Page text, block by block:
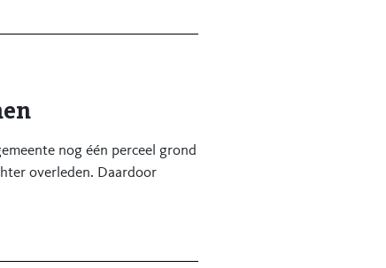
nog één perceel grond
overleden. Daardoor